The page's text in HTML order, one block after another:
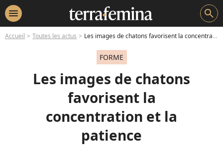
menu search
Accueil Toutes les actus Les images de chatons favorisent la concentration et la patience
FORME
Les images de chatons
favorisent la
concentration et la
patience